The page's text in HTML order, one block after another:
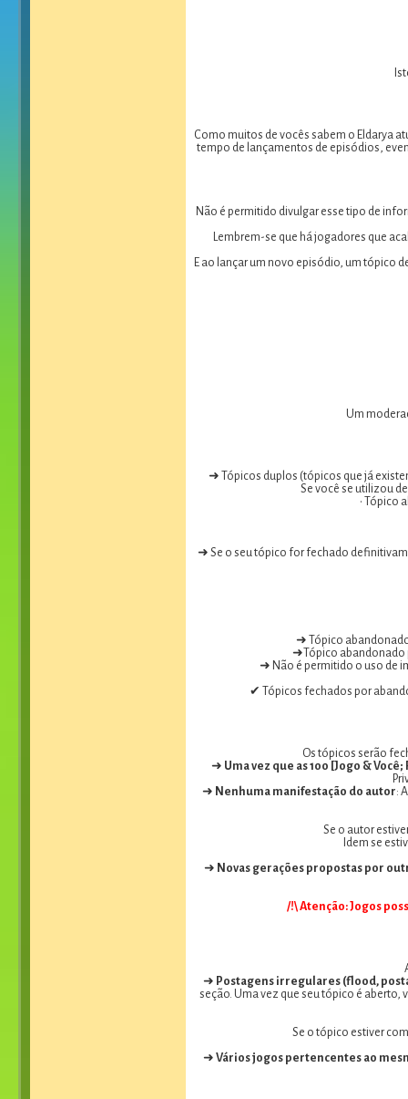
Como muitos de vocês sabem o Eldarya
tempo de lançamentos de episódios,
Não é permitido divulgar esse tipo de
Lembrem-se que há jogadores que
E ao lançar um novo episódio, um tópico
Um
➜ Tópicos duplos (tópicos que já
Se você se utilizou
• Tópico
➜ Se o seu tópico for fechado
➜ Tópico
➜Tópico abandonado
➜ Não é permitido o uso de
✔ Tópicos fechados por
Os tópicos serão
➜ Uma vez que as 100 [Jogo &
➜ Nenhuma manifestação do autor:
Se o autor
Idem se
➜ Novas gerações propostas por
/!\ Atenção: Jogos
➜ Postagens irregulares (flood,
seção. Uma vez que seu tópico é aberto,
Se o tópico estiver
➜ Vários jogos pertencentes ao